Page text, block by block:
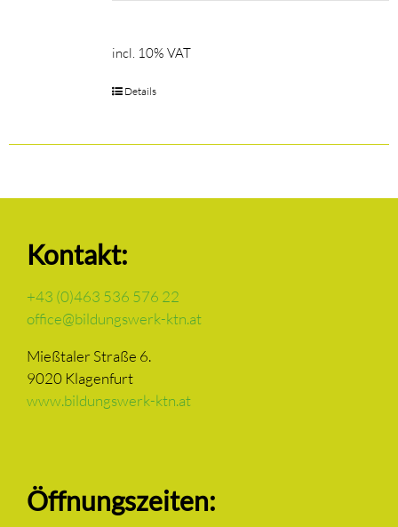
incl. 10% VAT
Details
Kontakt:
+43 (0)463 536 576 22
office@bildungswerk-ktn.at
Mießtaler Straße 6.
9020 Klagenfurt
www.bildungswerk-ktn.at
Öffnungszeiten: